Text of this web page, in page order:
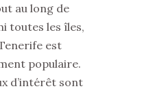
au long de
toutes les îles,
est
populaire.
d’intérêt sont